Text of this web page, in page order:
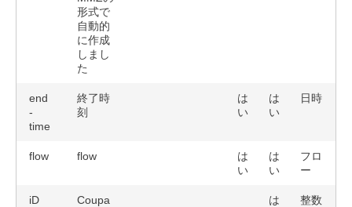
形式で
自動的
に作成
しまし
た
end
-
time
終了時
刻
は
い
は
い
日時
flow flow
は
い
は
い
フロ
ー
iD
Coupa
は
整数